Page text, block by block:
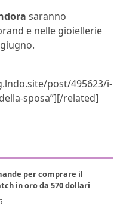
saranno
e nelle gioiellerie
post/495623/i-
sposa”][/related]
per comprare il
in oro da 570 dollari